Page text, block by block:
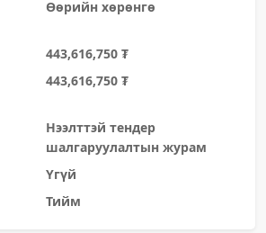
Өөрийн хөрөнгө
443,616,750 ₮
443,616,750 ₮
Нээлттэй тендер
шалгаруулалтын журам
Үгүй
Тийм